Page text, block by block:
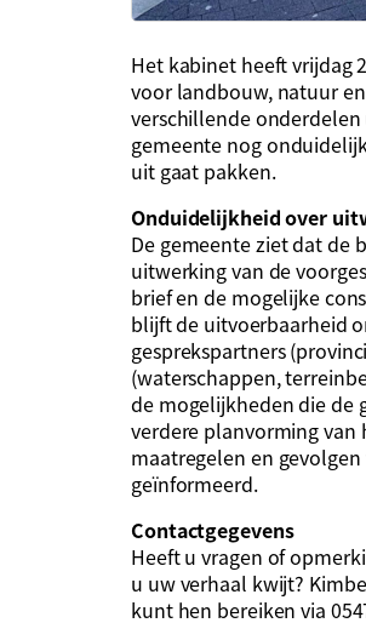
Het kabinet heeft vrijdag
voor landbouw, natuur
verschillende
gemeente nog
uit gaat pakken.
Onduidelijkheid over
De gemeente ziet dat de
uitwerking van de
brief en de mogelijke
blijft de uitvoerbaarheid
gesprekspartners
(waterschappen,
de mogelijkheden die de
verdere planvorming van
maatregelen en
geïnformeerd.
Contactgegevens
Heeft u vragen of
u uw verhaal kwijt?
kunt hen bereiken via